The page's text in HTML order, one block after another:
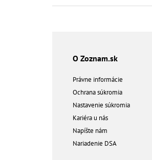
O Zoznam.sk
Právne informácie
Ochrana súkromia
Nastavenie súkromia
Kariéra u nás
Napíšte nám
Nariadenie DSA